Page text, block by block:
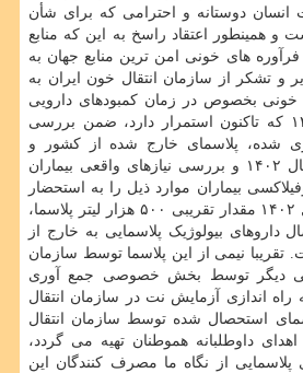
انسان دوستانه و احترامی که برای شأن
و همینطور اعتقاد راسخ به این که منابع
فرآوره های خونی امن ترین منابع جهان به
تشکر از سازمان انتقال خون ایران به
خونی بخصوص در زمان کمبودهای دارویی
شروع شده از سال ۱۴۰۰ که تاکنون استمرار دارد، ضمن بررسی
شده، پلاسمای خارج شده از کشور و
داروهای وارد شده در سال ۱۴۰۲ و بررسی نیازهای واقعی بیماران
بیماران موارد ذیل را به استحضار
عموم برساند. ۱- در سال ۱۴۰۲ مقدار تقریبی ۵۰۰ هزار لیتر پلاسما،
داروهای بیولوژیک پلاسمایی به خارج از
نیمی از این پلاسما توسط سازمان
دیگر توسط بخش خصوصی جمع آوری
راه اندازی آزمایش نت در سازمان انتقال
استحصال شده توسط سازمان انتقال
داوطلبانه هموطنان تهیه می گردد،
پلاسمایی از نگاه ما مصرف کنندگان این